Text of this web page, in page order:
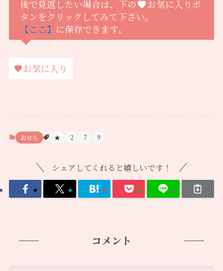
後で見返したい場合は、下の
お気に入りボ
タンをクリックしてみて下さい。
【ここ】 に保存できます。
お気に入り
おせち ★ 2 7 9
シェアしてくれると嬉しいです！
コメント